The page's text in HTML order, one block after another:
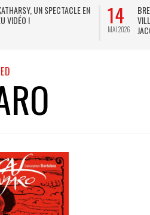
UN SPECTACLE EN
VIDÉO !
14
MAI 2026